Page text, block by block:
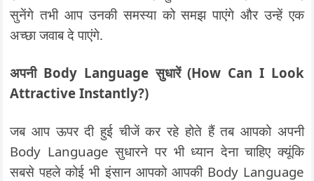
सुनेंगे तभी आप उनकी समस्या को समझ पाएंगे और उन्हें एक
अच्छा जवाब दे पाएंगे.
अपनी Body Language सुधारें (How Can I Look
Attractive Instantly?)
जब आप ऊपर दी हुई चीजें कर रहे होते हैं तब आपको अपनी
Body Language सुधारने पर भी ध्यान देना चाहिए क्यूंकि
सबसे पहले कोई भी इंसान आपको आपकी Body Language